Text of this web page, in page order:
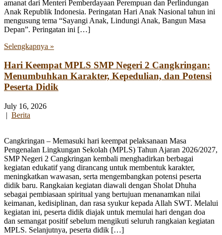
amanat dari Menteri Pemberdayaan Perempuan dan Perlindungan
Anak Republik Indonesia. Peringatan Hari Anak Nasional tahun ini
mengusung tema “Sayangi Anak, Lindungi Anak, Bangun Masa
Depan”. Peringatan ini […]
Selengkapnya »
Hari Keempat MPLS SMP Negeri 2 Cangkringan:
Menumbuhkan Karakter, Kepedulian, dan Potensi
Peserta Didik
July 16, 2026
| Berita
Cangkringan – Memasuki hari keempat pelaksanaan Masa
Pengenalan Lingkungan Sekolah (MPLS) Tahun Ajaran 2026/2027,
SMP Negeri 2 Cangkringan kembali menghadirkan berbagai
kegiatan edukatif yang dirancang untuk membentuk karakter,
meningkatkan wawasan, serta mengembangkan potensi peserta
didik baru. Rangkaian kegiatan diawali dengan Sholat Dhuha
sebagai pembiasaan spiritual yang bertujuan menanamkan nilai
keimanan, kedisiplinan, dan rasa syukur kepada Allah SWT. Melalui
kegiatan ini, peserta didik diajak untuk memulai hari dengan doa
dan semangat positif sebelum mengikuti seluruh rangkaian kegiatan
MPLS. Selanjutnya, peserta didik […]